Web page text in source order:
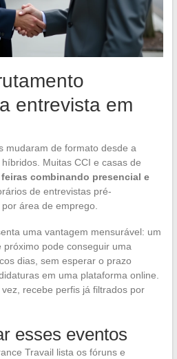
entrevista em
mudaram de formato desde a
Muitas CCI e casas de
feiras combinando presencial e
de entrevistas pré-
área de emprego.
uma vantagem mensurável: um
pode conseguir uma
dias, sem esperar o prazo
em uma plataforma online.
recebe perfis já filtrados por
esses eventos
Travail lista os fóruns e